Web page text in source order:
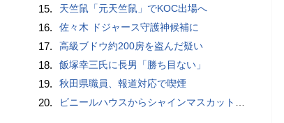
15. 天竺鼠「元天竺鼠」でKOC出場へ
16. 佐々木 ドジャース守護神候補に
17. 高級ブドウ約200房を盗んだ疑い
18. 飯塚幸三氏に長男「勝ち目ない」
19. 秋田県職員、報道対応で喫煙
20. ビニールハウスからシャインマスカット約200房を盗んだ疑い ネットで販売か 無職の男（42）逮捕 岡山県警